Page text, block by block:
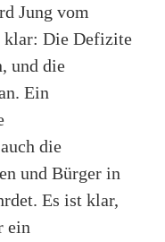
Jung vom
klar: Die Defizite
und die
Ein
die
und Bürger in
Es ist klar,
ein